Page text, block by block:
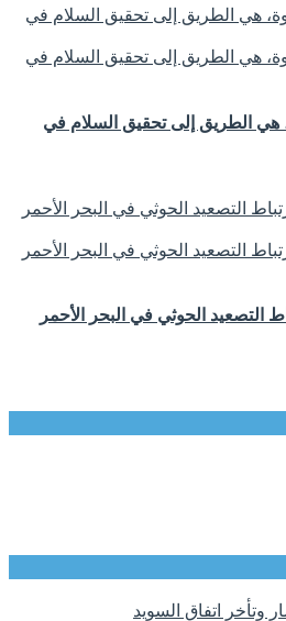
هي الطريق إلى تحقيق السلام في
التصعيد الحوثي في البحر الأحمر